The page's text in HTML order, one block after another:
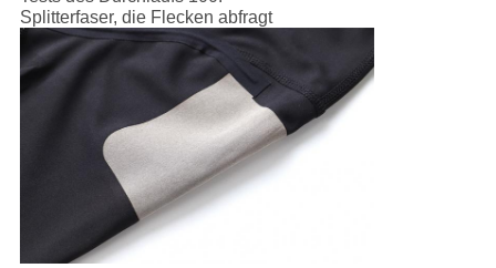
Splitterfaser, die Flecken abfragt